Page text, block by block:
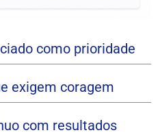
como prioridade
exigem coragem
com resultados